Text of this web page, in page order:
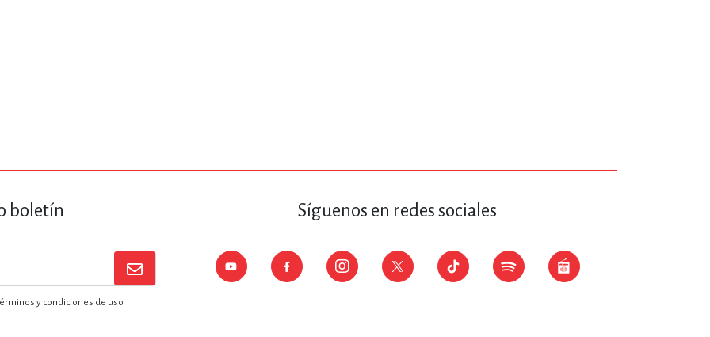
boletín
y condiciones de uso
Síguenos en redes sociales